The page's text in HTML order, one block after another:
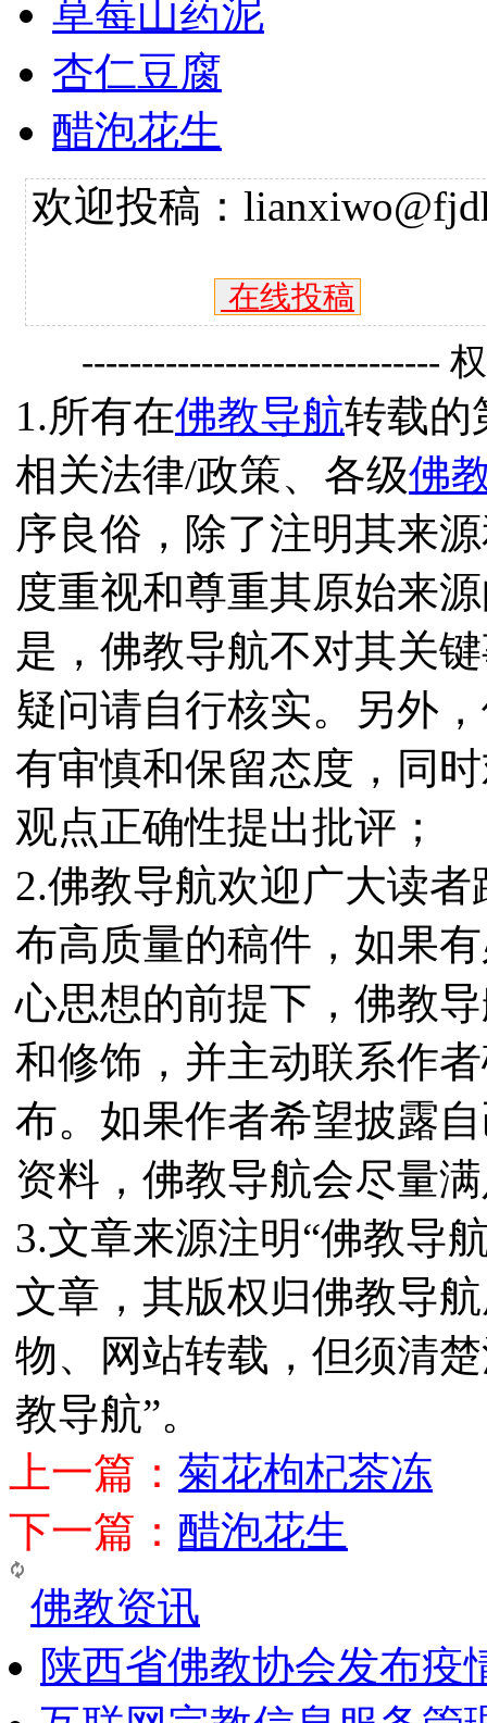
草莓山药泥
杏仁豆腐
醋泡花生
欢迎投稿：
在线投稿
------------------------------
1.所有在佛教导航转载的
相关法律/政策、各级佛
序良俗，除了注明其来
度重视和尊重其原始来
是，佛教导航不对其关
疑问请自行核实。另外
有审慎和保留态度，同
观点正确性提出批评；
2.佛教导航欢迎广大读
布高质量的稿件，如果
心思想的前提下，佛教
和修饰，并主动联系作
布。如果作者希望披露
资料，佛教导航会尽量
3.文章来源注明“佛教导
文章，其版权归佛教导
物、网站转载，但须清
教导航”。
上一篇： 菊花枸杞茶冻
下一篇： 醋泡花生
佛教资讯
陕西省佛教协会发布疫